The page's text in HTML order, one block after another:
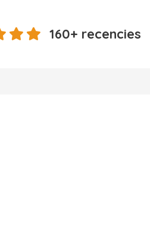
160+ recencies